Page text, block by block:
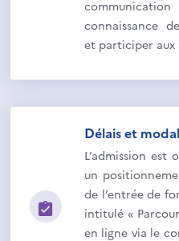
connaissance
et participer aux
Délais et
L’admission
un
de l’entrée de
intitulé «
en ligne via le